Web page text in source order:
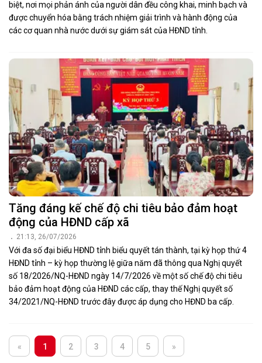
biệt, nơi mọi phản ánh của người dân đều công khai, minh bạch và
được chuyển hóa bằng trách nhiệm giải trình và hành động của
các cơ quan nhà nước dưới sự giám sát của HĐND tỉnh.
Tăng đáng kế chế độ chi tiêu bảo đảm hoạt
động của HĐND cấp xã
21:13, 26/07/2026
Với đa số đại biểu HĐND tỉnh biểu quyết tán thành, tại kỳ họp thứ 4
HĐND tỉnh – kỳ họp thường lệ giữa năm đã thông qua Nghị quyết
số 18/2026/NQ-HĐND ngày 14/7/2026 về một số chế độ chi tiêu
bảo đảm hoạt động của HĐND các cấp, thay thế Nghị quyết số
34/2021/NQ-HĐND trước đây được áp dụng cho HĐND ba cấp.
« 1 2 3 4 5 »